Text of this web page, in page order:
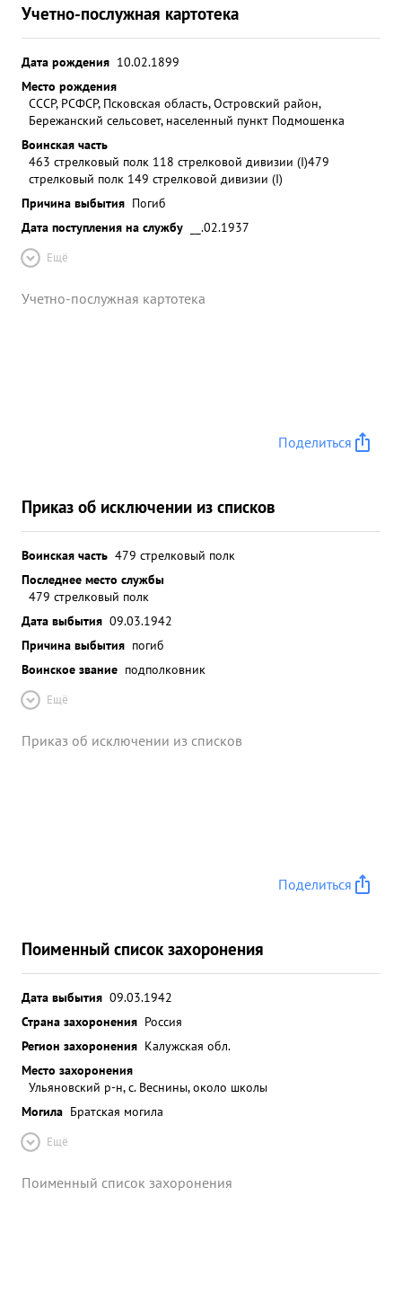
Учетно-послужная картотека
Дата рождения 10.02.1899
Место рождения
СССР, РСФСР, Псковская область, Островский район,
Бережанский сельсовет, населенный пункт Подмошенка
Воинская часть
463 стрелковый полк 118 стрелковой дивизии (I)479
стрелковый полк 149 стрелковой дивизии (I)
Причина выбытия Погиб
Дата поступления на службу
__.02.1937
Ещё
Учетно-послужная картотека
Поделиться
Приказ об исключении из списков
Воинская часть 479 стрелковый полк
Последнее место службы
479 стрелковый полк
Дата выбытия 09.03.1942
Причина выбытия погиб
Воинское звание подполковник
Ещё
Приказ об исключении из списков
Поделиться
Поименный список захоронения
Дата выбытия 09.03.1942
Страна захоронения Россия
Регион захоронения Калужская обл.
Место захоронения
Ульяновский р-н, с. Веснины, около школы
Могила Братская могила
Ещё
Поименный список захоронения